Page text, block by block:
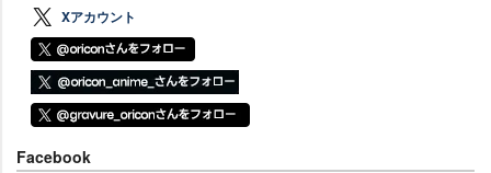
Xアカウント
Facebook